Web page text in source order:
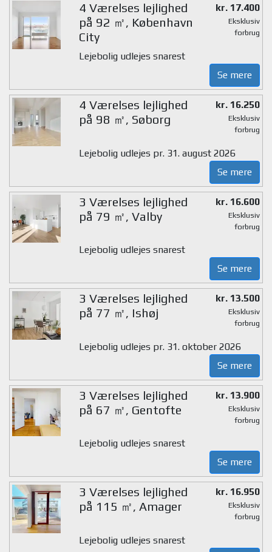
4 Værelses lejlighed
på 92 ㎡, København
City
kr. 17.400
Eksklusiv
forbrug
Lejebolig udlejes snarest
Se mere
4 Værelses lejlighed
på 98 ㎡, Søborg
kr. 16.250
Eksklusiv
forbrug
Lejebolig udlejes pr. 31. august 2026
Se mere
3 Værelses lejlighed
på 79 ㎡, Valby
kr. 16.600
Eksklusiv
forbrug
Lejebolig udlejes snarest
Se mere
3 Værelses lejlighed
på 77 ㎡, Ishøj
kr. 13.500
Eksklusiv
forbrug
Lejebolig udlejes pr. 31. oktober 2026
Se mere
3 Værelses lejlighed
på 67 ㎡, Gentofte
kr. 13.900
Eksklusiv
forbrug
Lejebolig udlejes snarest
Se mere
3 Værelses lejlighed
på 115 ㎡, Amager
kr. 16.950
Eksklusiv
forbrug
Lejebolig udlejes snarest